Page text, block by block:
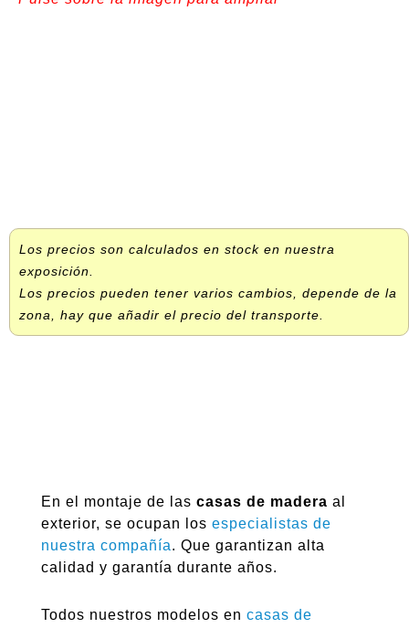
Los precios son calculados en stock en nuestra
exposición.
Los precios pueden tener varios cambios, depende de la
zona, hay que añadir el precio del transporte.
En el montaje de las casas de madera al
exterior, se ocupan los especialistas de
nuestra compañía. Que garantizan alta
calidad y garantía durante años.
Todos nuestros modelos en casas de